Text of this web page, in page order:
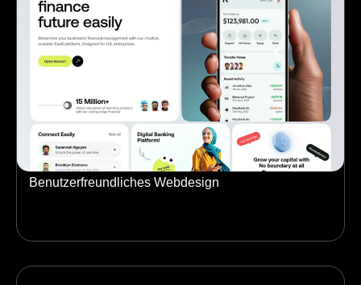
Benutzerfreundliches Webdesign